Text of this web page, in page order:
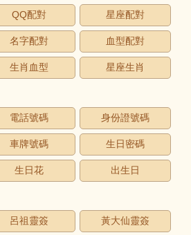
QQ配對 星座配對
名字配對 血型配對
生肖血型 星座生肖
電話號碼 身份證號碼
車牌號碼 生日密碼
生日花 出生日
呂祖靈簽 黃大仙靈簽